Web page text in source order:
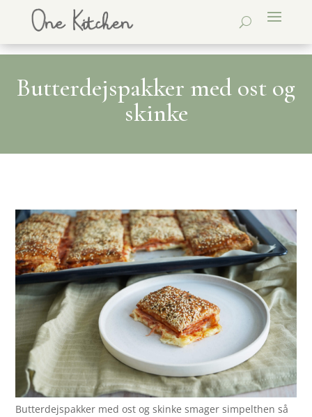
Butterdejspakker med ost og
skinke
Butterdejspakker med ost og skinke smager simpelthen så